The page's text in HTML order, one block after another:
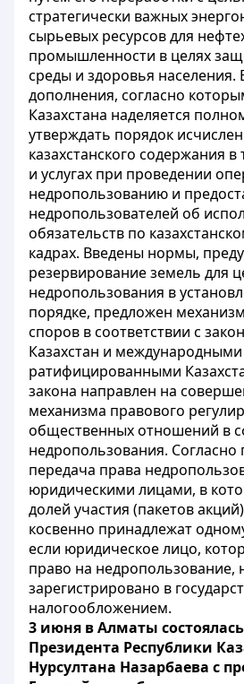
стратегически важных
сырьевых ресурсов для
промышленности в целях
среды и здоровья населения.
дополнения, согласно
Казахстана наделяется
утверждать порядок
казахстанского содержания в
и услугах при проведении
недропользованию и
недропользователей об
обязательств по
кадрах. Введены нормы,
резервирование земель для
недропользования в
порядке, предложен
споров в соответствии с
Казахстан и
ратифицированными
закона направлен на
механизма правового
общественных отношений в
недропользования. Согласно
передача права
юридическими лицами, в
долей участия (пакетов
косвенно принадлежат
если юридическое лицо,
право на недропользование,
зарегистрировано в
налогообложением.
3 июня в Алматы
Президента Республики
Нурсултана Назарбаева с